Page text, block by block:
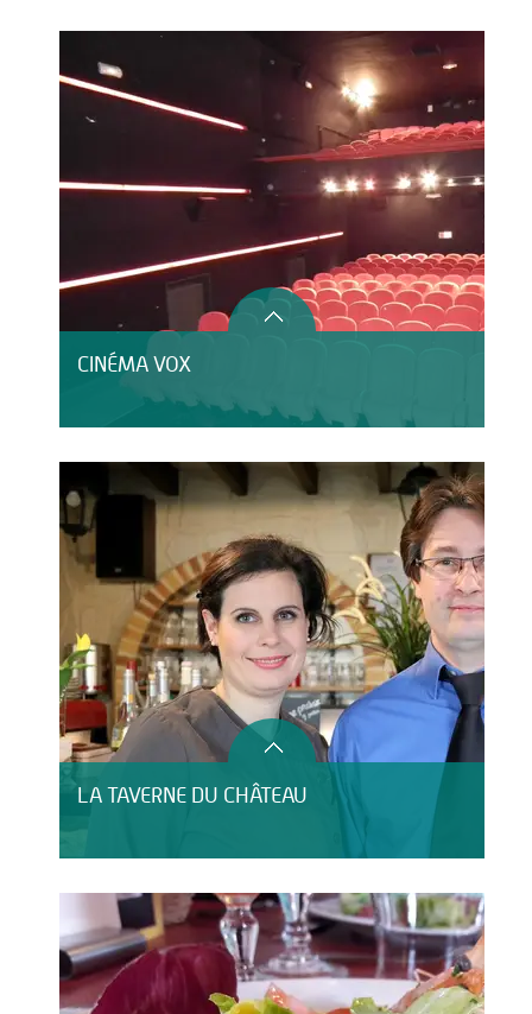
CINÉMA VOX
LA TAVERNE DU CHÂTEAU